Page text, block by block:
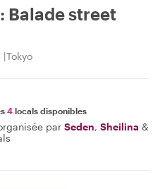
Balade street
Tokyo
4 locals disponibles
par Seden, Sheilina &